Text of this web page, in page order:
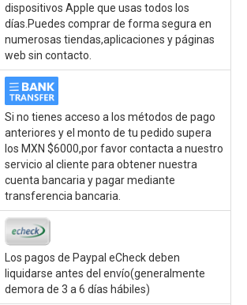
dispositivos Apple que usas todos los
días.Puedes comprar de forma segura en
numerosas tiendas,aplicaciones y páginas
web sin contacto.
Si no tienes acceso a los métodos de pago
anteriores y el monto de tu pedido supera
los MXN $6000,por favor contacta a nuestro
servicio al cliente para obtener nuestra
cuenta bancaria y pagar mediante
transferencia bancaria.
Los pagos de Paypal eCheck deben
liquidarse antes del envío(generalmente
demora de 3 a 6 días hábiles)